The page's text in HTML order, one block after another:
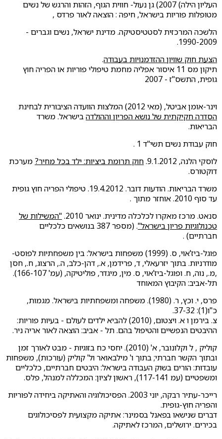
העליון הילה) 2007) גן נעול- חווית הגוף, הזהות והרגש של נשים
מטופלות פוריות בישראל, חיפה : הוצאה לאור פרדס ,
הלשכה המרכזית לסטטיסטיקה. מדינת ישראל, נשים וגברים -
1990-2009.
הצעת חוק שוויון ההזדמנויות בעבודה.
תיקון מס 11 איסור אפליה מחמת טיפולי פוריות או הפריה חוץ
גופית, התשס"ז - 2007
וינר-אומן אביטל, (מאי 2012) המלצות הוועדה הציבורית לבחינת
הסדרה חקיקתית של נושא הפריון וההולדהבישראל. משרד
הבריאות.
חוק עבודת נשים תשי"ד 1 .
לוסקי הלנה, 9.1.2012.
חוק תרומת ביציות: ילד בכל מחיר? מערכת
דוקטורס.
משרד הבריאות. הודעות דובר. 19.4.2012. טיפולי הפריה חוץ גופית
עד סוף 2010. אוחזר מתוך .
סנאט. מרכז מאקרו לכלכלה מדינית. ינואר 2010.
"המשילות של
טכנולוגיות פריון בישראל"
. (מספר 387 בנושאים כלכליים
חברתיים) .
פוגל-ביז'אוי, ס. (1999) משפחות בישראל: בין משפחתיות לפוסט-
מודרניות. בתוך יזרעאלי, ד, פרידמן, א., דהן-כלב, ה., הרצוג, ח., חסן
,מ., נוה, ח. ופוגל-ביז'אוי, ס. מין, מיגדר, פוליטיקה, (עמ' 166-107).
תל-אביב: הקיבוץ המאוחד
פרס, י. וכץ, ר. (1980). משפחה ומשפחתיות בישראל. מגמות,
כ"ו(1): 37-32.
צ. בירמן ו א. ויצטום, (2010) להביא ילדים לעולם - בעיות פוריות:
ההיבטים הנפשיים והטיפול בהם. תל - אביב: הוצאה לאור אריה ניר.
קוליק , ל וקלונובר, א' (2010). יחסי כח בזוגיות - מבט לאורך זמן
ובתוך הקשר חברתי; בתוך ו' מילבאואר ול' קוליק (עורכות), משפחות
עובדות: הורים בשוק העבודה בישראל: היבטים חברתיים, כלכליים
ומשפטיים (עמ 117-141), ראשון לציון: המכללה למנהל, פלס.
רייכר-עתיר רבקה, יוני 2003. הפסיכולוגיה והאתיקה ביחידה לפוריות
והפריה חוץ-גופית.
דברים שנישאו בפאנל בסמינר: אתיקה מקצועית לפסיכולוגים
בכירים. ירושלים, המרכז לאתיקה.